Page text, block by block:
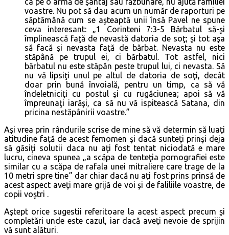
voastre. Nu pot să dau acum un număr de raporturi pe
săptămână cum se aşteaptă unii însă Pavel ne spune
ceva interesant: „1 Corinteni 7:3-5 Bărbatul să-şi
împlinească faţă de nevastă datoria de soţ; şi tot aşa
să facă şi nevasta faţă de bărbat. Nevasta nu este
stăpână pe trupul ei, ci bărbatul. Tot astfel, nici
bărbatul nu este stăpân peste trupul lui, ci nevasta. Să
nu vă lipsiţi unul pe altul de datoria de soţi, decât
doar prin bună învoială, pentru un timp, ca să vă
îndeletniciţi cu postul şi cu rugăciunea; apoi să vă
împreunaţi iarăşi, ca să nu vă ispitească Satana, din
pricina nestăpânirii voastre.”
Aşi vrea prin rândurile scrise de mine să vă determin să luaţi
atitudine faţă de acest femomen şi dacă sunteţi prinşi deja
să găsiţi solutii daca nu aţi fost tentat niciodată e mare
lucru, cineva spunea „a scăpa de tenteţia pornografiei este
similar cu a scăpa de rafala unei mitraliere care trage de la
10 metri spre tine” dar chiar dacă nu aţi fost prins prinsă de
acest aspect aveţi mare grijă de voi şi de faliliile voastre, de
copii voştri .
Aştept orice sugestii referitoare la acest aspect precum şi
completări unde este cazul, iar dacă aveţi nevoie de sprijin
vă sunt alături.